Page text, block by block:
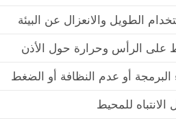
الطويل والانعزال عن البيئة
الرأس وحرارة حول الأذن
أو عدم النظافة أو الضغط
الانتباه للمحيط